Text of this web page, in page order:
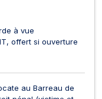
à vue
offert si ouverture
au Barreau de